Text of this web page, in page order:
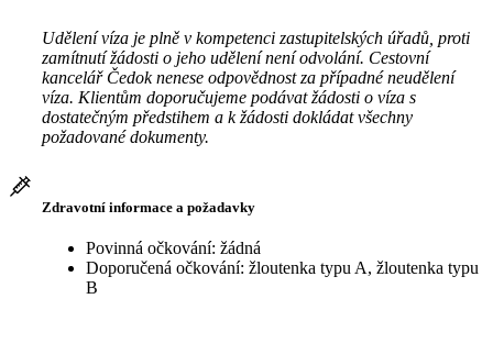
Udělení víza je plně v kompetenci zastupitelských úřadů, proti
zamítnutí žádosti o jeho udělení není odvolání. Cestovní
kancelář Čedok nenese odpovědnost za případné neudělení
víza. Klientům doporučujeme podávat žádosti o víza s
dostatečným předstihem a k žádosti dokládat všechny
požadované dokumenty.
Zdravotní informace a požadavky
Povinná očkování: žádná
Doporučená očkování: žloutenka typu A, žloutenka typu
B